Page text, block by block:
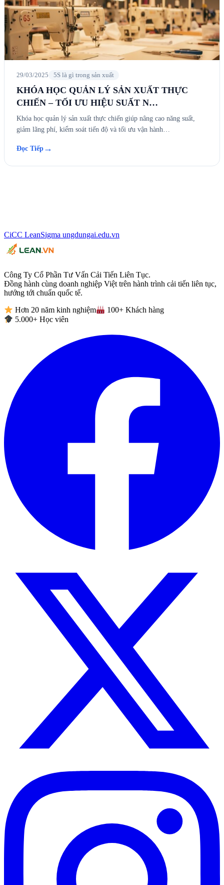
29/03/2025 5S là gì trong sản xuất
KHÓA HỌC QUẢN LÝ SẢN XUẤT THỰC
CHIẾN – TỐI ƯU HIỆU SUẤT N…
Khóa học quản lý sản xuất thực chiến giúp nâng cao năng suất,
giảm lãng phí, kiểm soát tiến độ và tối ưu vận hành…
Đọc Tiếp →
CiCC LeanSigma ungdungai.edu.vn
Công Ty Cổ Phần Tư Vấn Cải Tiến Liên Tục.
Đồng hành cùng doanh nghiệp Việt trên hành trình cải tiến liên tục,
hướng tới chuẩn quốc tế.
Hơn 20 năm kinh nghiệm
100+ Khách hàng
5.000+ Học viên